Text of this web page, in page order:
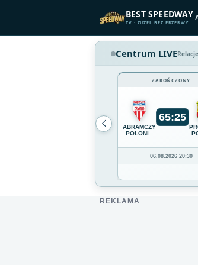
BEST SPEEDWAY
TV · ŻUŻEL BEZ PRZERWY
Centrum LIVE
ZAKOŃCZONY
ABRAMCZYK
POLONIA
65:25
06.08.2026 20:30
REKLAMA